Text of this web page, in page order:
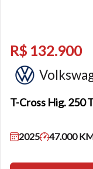
R$ 132.900
T-Cross Hig. 250
2025 47.000